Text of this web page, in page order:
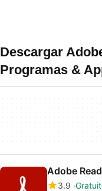
Descargar
Programas &
Adobe
3.9